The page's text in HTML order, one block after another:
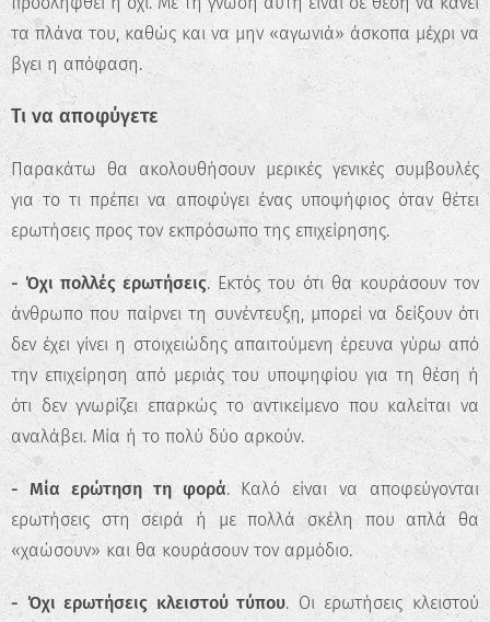
τα πλάνα του, καθώς και να μην «αγωνιά» άσκοπα μέχρι να
βγει η απόφαση.
Τι να αποφύγετε
Παρακάτω θα ακολουθήσουν μερικές γενικές συμβουλές
για το τι πρέπει να αποφύγει ένας υποψήφιος όταν θέτει
ερωτήσεις προς τον εκπρόσωπο της επιχείρησης.
- Όχι πολλές ερωτήσεις. Εκτός του ότι θα κουράσουν τον
άνθρωπο που παίρνει τη συνέντευξη, μπορεί να δείξουν ότι
δεν έχει γίνει η στοιχειώδης απαιτούμενη έρευνα γύρω από
την επιχείρηση από μεριάς του υποψηφίου για τη θέση ή
ότι δεν γνωρίζει επαρκώς το αντικείμενο που καλείται να
αναλάβει. Μία ή το πολύ δύο αρκούν.
- Μία ερώτηση τη φορά. Καλό είναι να αποφεύγονται
ερωτήσεις στη σειρά ή με πολλά σκέλη που απλά θα
«χαώσουν» και θα κουράσουν τον αρμόδιο.
- Όχι ερωτήσεις κλειστού τύπου. Οι ερωτήσεις κλειστού